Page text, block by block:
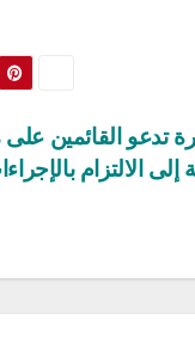
تدعو القائمين
إلى الالتزام